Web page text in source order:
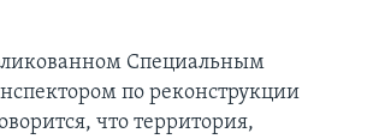
Специальным
по реконструкции
что территория,